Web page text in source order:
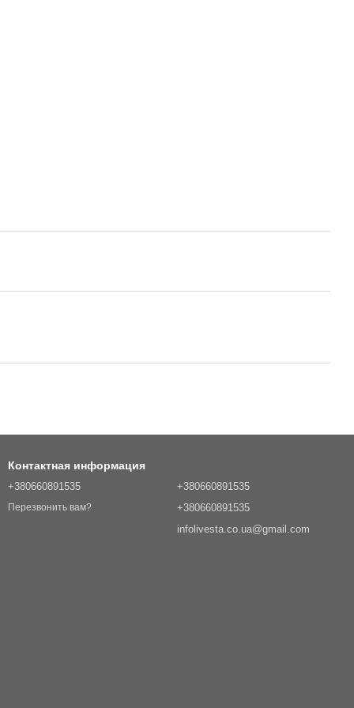
Контактная информация
+380660891535
Перезвонить вам?
+380660891535
+380660891535
infolivesta.co.ua@gmail.com